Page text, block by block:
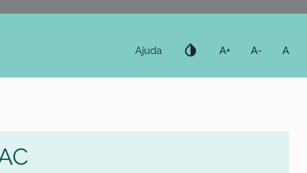
Ajuda invert_colors A+ A- A